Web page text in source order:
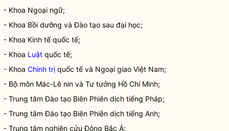
- Khoa Ngoại ngữ;
- Khoa Bồi dưỡng và Đào tạo sau đại học;
- Khoa Kinh tế quốc tế;
- Khoa Luật quốc tế;
- Khoa Chính trị quốc tế và Ngoại giao Việt Nam;
- Bộ môn Mác-Lê nin và Tư tưởng Hồ Chí Minh;
- Trung tâm Đào tạo Biên Phiên dịch tiếng Pháp;
- Trung tâm Đào tạo Biên Phiên dịch tiếng Anh;
- Trung tâm nghiên cứu Đông Bắc Á;